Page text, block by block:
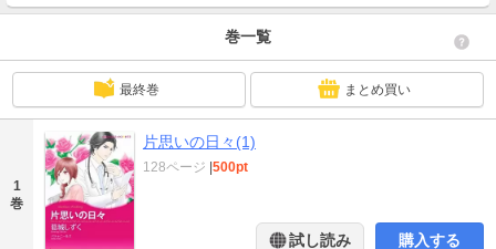
巻一覧
最終巻 まとめ買い
1
巻
片思いの日々(1)
128ページ 500pt
試し読み 購入する